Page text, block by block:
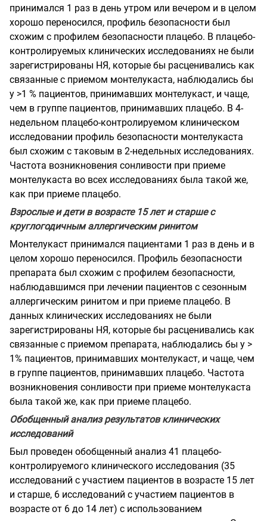
принимался 1 раз в день утром или вечером и в целом
хорошо переносился, профиль безопасности был
схожим с профилем безопасности плацебо. В плацебо-
контролируемых клинических исследованиях не были
зарегистрированы НЯ, которые бы расценивались как
связанные с приемом монтелукаста, наблюдались бы
у >1 % пациентов, принимавших монтелукаст, и чаще,
чем в группе пациентов, принимавших плацебо. В 4-
недельном плацебо-контролируемом клиническом
исследовании профиль безопасности монтелукаста
был схожим с таковым в 2-недельных исследованиях.
Частота возникновения сонливости при приеме
монтелукаста во всех исследованиях была такой же,
как при приеме плацебо.
Взрослые и дети в возрасте 15 лет и старше с
круглогодичным аллергическим ринитом
Монтелукаст принимался пациентами 1 раз в день и в
целом хорошо переносился. Профиль безопасности
препарата был схожим с профилем безопасности,
наблюдавшимся при лечении пациентов с сезонным
аллергическим ринитом и при приеме плацебо. В
данных клинических исследованиях не были
зарегистрированы НЯ, которые бы расценивались как
связанные с приемом препарата, наблюдались бы у >
1% пациентов, принимавших монтелукаст, и чаще, чем
в группе пациентов, принимавших плацебо. Частота
возникновения сонливости при приеме монтелукаста
была такой же, как при приеме плацебо.
Обобщенный анализ результатов клинических
исследований
Был проведен обобщенный анализ 41 плацебо-
контролируемого клинического исследования (35
исследований с участием пациентов в возрасте 15 лет
и старше, 6 исследований с участием пациентов в
возрасте от 6 до 14 лет) с использованием